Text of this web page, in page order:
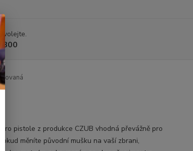
800
pro pistole z produkce CZUB vhodná převážně pro
měníte původní mušku na vaší zbrani,